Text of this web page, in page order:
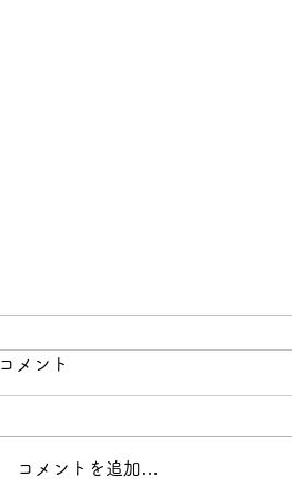
【メールアドレスの変更のお
知らせ】
10月より 従来のメールアドレ
コメント
コメントを追加…